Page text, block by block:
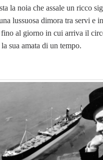
la noia che assale un ricco
lussuosa dimora tra servi e
fino al giorno in cui arriva il
sua amata di un tempo.